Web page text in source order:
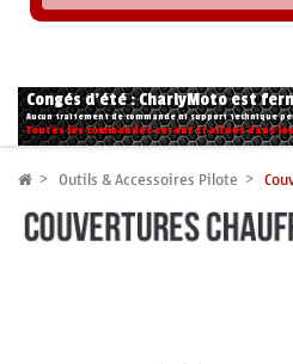
Congés d'été : CharlyMoto est
Aucun traitement de commande ni support technique
Toutes les commandes seront traitées dans
Outils & Accessoires Pilote